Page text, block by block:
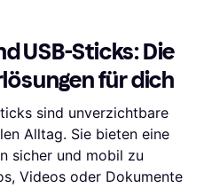
USB-Sticks: Die
für dich
sind unverzichtbare
Alltag. Sie bieten eine
sicher und mobil zu
Videos oder Dokumente